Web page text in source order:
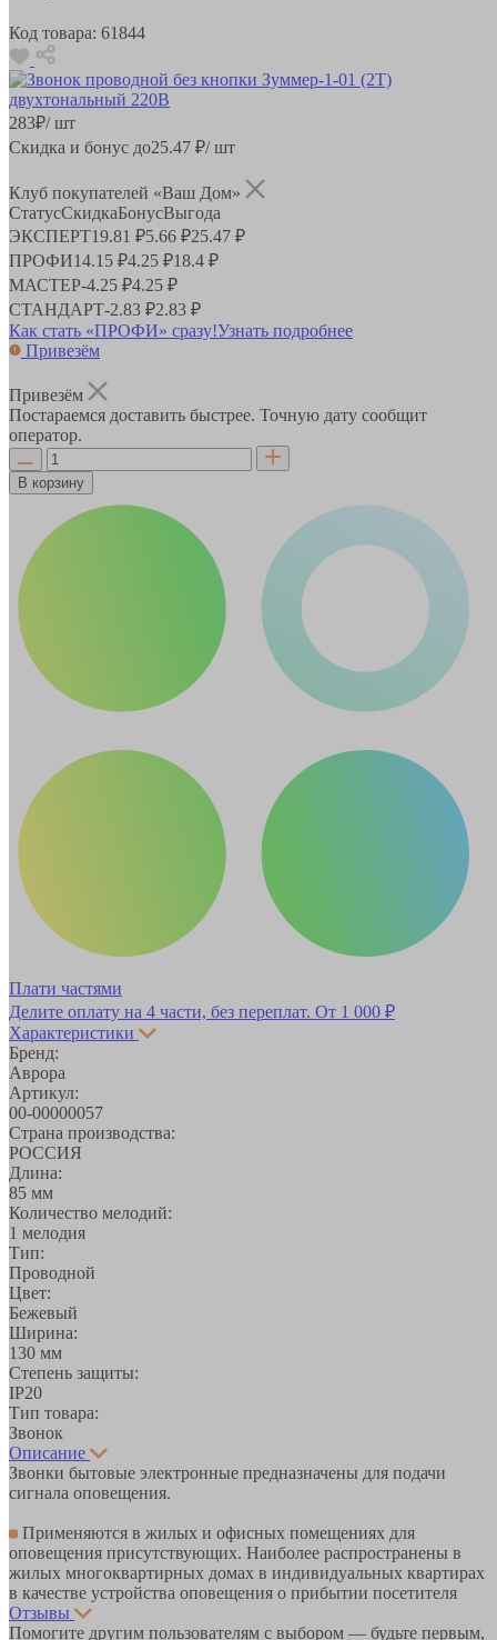
Код товара: 61844
283₽/ шт
Скидка и бонус до25.47 ₽/ шт
Клуб покупателей «Ваш Дом»
СтатусСкидкаБонусВыгода
ЭКСПЕРТ19.81 ₽5.66 ₽25.47 ₽
ПРОФИ14.15 ₽4.25 ₽18.4 ₽
МАСТЕР-4.25 ₽4.25 ₽
СТАНДАРТ-2.83 ₽2.83 ₽
Как стать «ПРОФИ» сразу!Узнать подробнее
Привезём
Привезём
Постараемся доставить быстрее. Точную дату сообщит
оператор.
В корзину
Плати частями
Делите оплату на 4 части, без переплат. От 1 000 ₽
Характеристики
Бренд:
Аврора
Артикул:
00-00000057
Страна производства:
РОССИЯ
Длина:
85 мм
Количество мелодий:
1 мелодия
Тип:
Проводной
Цвет:
Бежевый
Ширина:
130 мм
Степень защиты:
IP20
Тип товара:
Звонок
Описание
Звонки бытовые электронные предназначены для подачи
сигнала оповещения.
Применяются в жилых и офисных помещениях для
оповещения присутствующих. Наиболее распространены в
жилых многоквартирных домах в индивидуальных квартирах
в качестве устройства оповещения о прибытии посетителя
Отзывы
Помогите другим пользователям с выбором — будьте первым,